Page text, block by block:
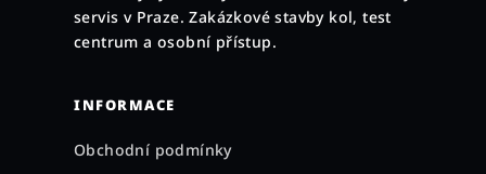
servis v Praze. Zakázkové stavby kol, test
centrum a osobní přístup.
INFORMACE
Obchodní podmínky